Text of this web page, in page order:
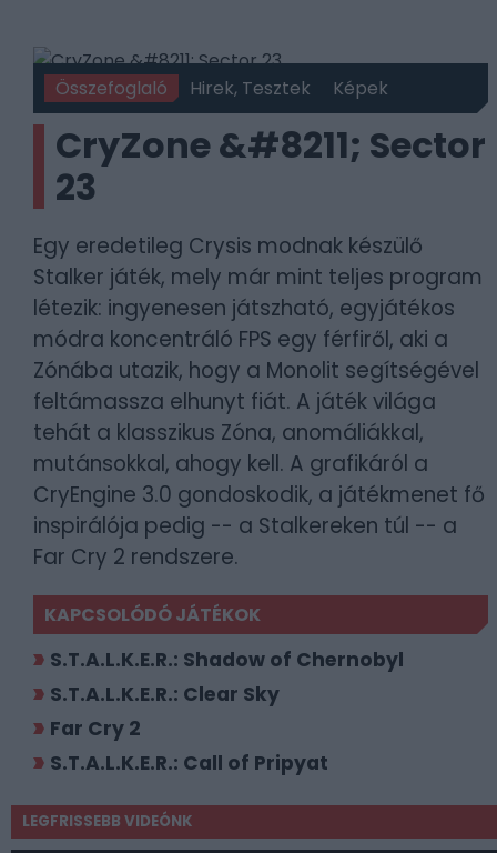
Összefoglaló Hirek, Tesztek Képek
CryZone &#8211; Sector
23
Egy eredetileg Crysis modnak készülő
Stalker játék, mely már mint teljes program
létezik: ingyenesen játszható, egyjátékos
módra koncentráló FPS egy férfiről, aki a
Zónába utazik, hogy a Monolit segítségével
feltámassza elhunyt fiát. A játék világa
tehát a klasszikus Zóna, anomáliákkal,
mutánsokkal, ahogy kell. A grafikáról a
CryEngine 3.0 gondoskodik, a játékmenet fő
inspirálója pedig -- a Stalkereken túl -- a
Far Cry 2 rendszere.
KAPCSOLÓDÓ JÁTÉKOK
S.T.A.L.K.E.R.: Shadow of Chernobyl
S.T.A.L.K.E.R.: Clear Sky
Far Cry 2
S.T.A.L.K.E.R.: Call of Pripyat
LEGFRISSEBB VIDEÓNK